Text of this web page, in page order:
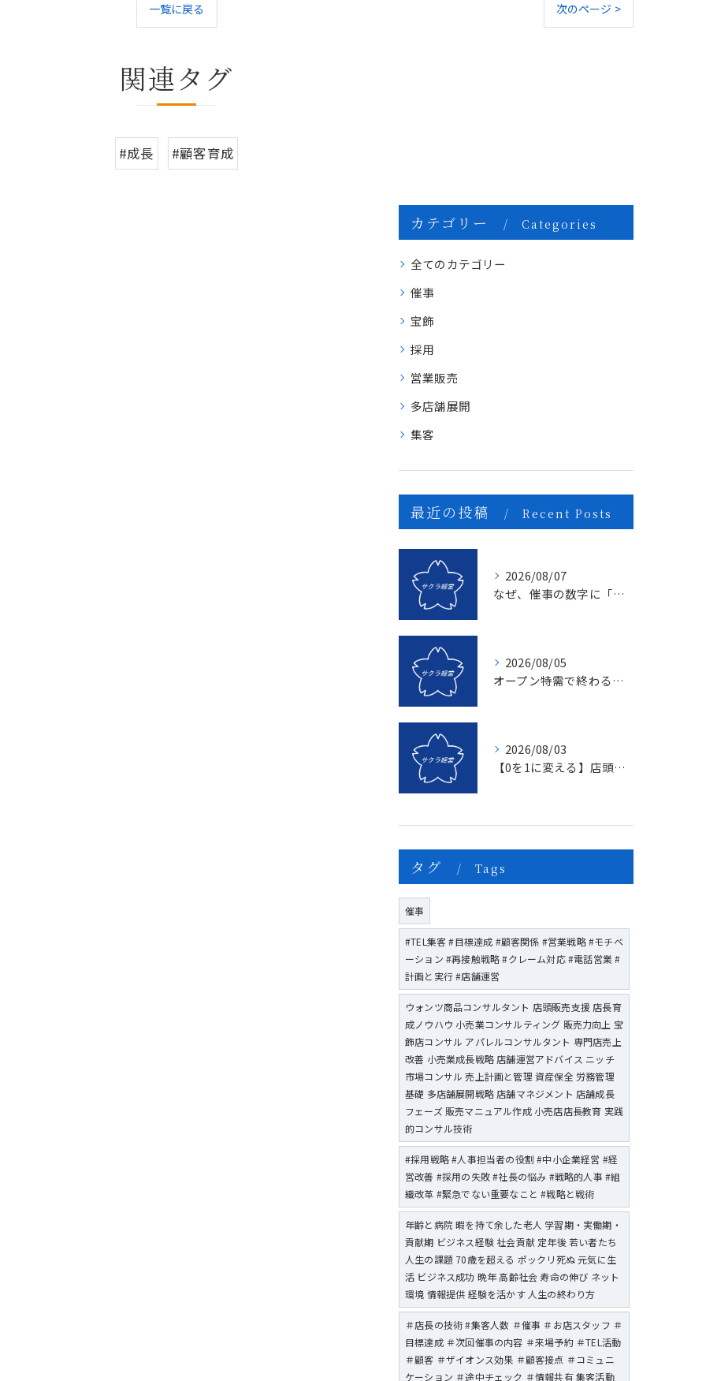
一覧に戻る 次のページ >
関連タグ
#成長 #顧客育成
カテゴリー Categories
全てのカテゴリー
催事
宝飾
採用
営業販売
多店舗展開
集客
最近の投稿 Recent Posts
2026/08/07
なぜ、催事の数字に「ムラ」が出るのか？1億を3億にする「3つの計画表」の秘密
2026/08/05
オープン特需で終わる店、成長し続ける店の決定的な違いとは？〜新規名簿開拓の２つの方法〜
2026/08/03
【0を1に変える】店頭販売のマンネリを打破する「上司のたった一つの行動」とは？
タグ Tags
催事
#TEL集客 #目標達成 #顧客関係 #営業戦略 #モチベ
ーション #再接触戦略 #クレーム対応 #電話営業 #
計画と実行 #店舗運営
ウォンツ商品コンサルタント 店頭販売支援 店長育
成ノウハウ 小売業コンサルティング 販売力向上 宝
飾店コンサル アパレルコンサルタント 専門店売上
改善 小売業成長戦略 店舗運営アドバイス ニッチ
市場コンサル 売上計画と管理 資産保全 労務管理
基礎 多店舗展開戦略 店舗マネジメント 店舗成長
フェーズ 販売マニュアル作成 小売店店長教育 実践
的コンサル技術
#採用戦略 #人事担当者の役割 #中小企業経営 #経
営改善 #採用の失敗 #社長の悩み #戦略的人事 #組
織改革 #緊急でない重要なこと #戦略と戦術
年齢と病院 暇を持て余した老人 学習期・実働期・
貢献期 ビジネス経験 社会貢献 定年後 若い者たち
人生の課題 70歳を超える ポックリ死ぬ 元気に生
活 ビジネス成功 晩年 高齢社会 寿命の伸び ネット
環境 情報提供 経験を活かす 人生の終わり方
＃店長の技術 #集客人数 ＃催事 ＃お店スタッフ ＃
目標達成 ＃次回催事の内容 ＃来場予約 ＃TEL活動
＃顧客 ＃ザイオンス効果 ＃顧客接点 ＃コミュニ
ケーション ＃途中チェック ＃情報共有 集客活動